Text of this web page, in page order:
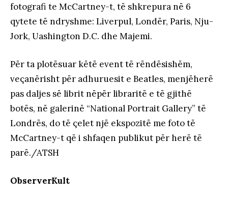
fotografi te McCartney-t, të shkrepura në 6
qytete të ndryshme: Liverpul, Londër, Paris, Nju-
Jork, Uashington D.C. dhe Majemi.
Për ta plotësuar këtë event të rëndësishëm,
veçanërisht për adhuruesit e Beatles, menjëherë
pas daljes së librit nëpër libraritë e të gjithë
botës, në galerinë “National Portrait Gallery” të
Londrës, do të çelet një ekspozitë me foto të
McCartney-t që i shfaqen publikut për herë të
parë./ATSH
ObserverKult